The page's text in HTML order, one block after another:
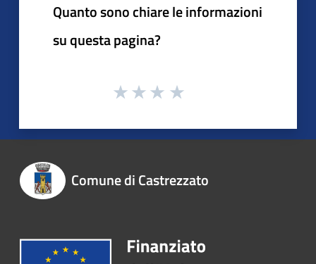
Quanto sono chiare le informazioni
su questa pagina?
Comune di Castrezzato